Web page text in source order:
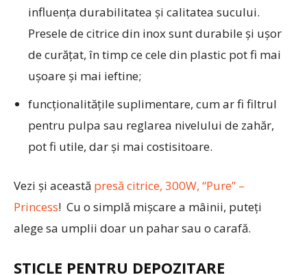
influența durabilitatea și calitatea sucului.
Presele de citrice din inox sunt durabile și ușor
de curățat, în timp ce cele din plastic pot fi mai
ușoare și mai ieftine;
funcționalitățile suplimentare, cum ar fi filtrul
pentru pulpa sau reglarea nivelului de zahăr,
pot fi utile, dar și mai costisitoare.
Vezi și această presă citrice, 300W, “Pure” –
Princess! Cu o simplă mișcare a mâinii, puteți
alege sa umplii doar un pahar sau o carafă.
STICLE PENTRU DEPOZITARE